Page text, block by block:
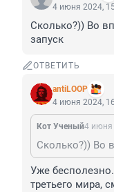
4 июня 2024,
Сколько?)) Во
запуск
ОТВЕТИТЬ
antiLOOP
4 июня 2024,
Кот Ученый4 июня
Уже
третьего мира,